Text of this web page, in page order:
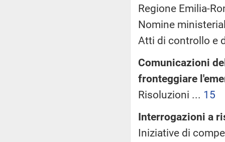
Regione Emilia-
Nomine
Atti di controllo e
Comunicazioni
fronteggiare
Risoluzioni ... 15
Interrogazioni a
Iniziative di